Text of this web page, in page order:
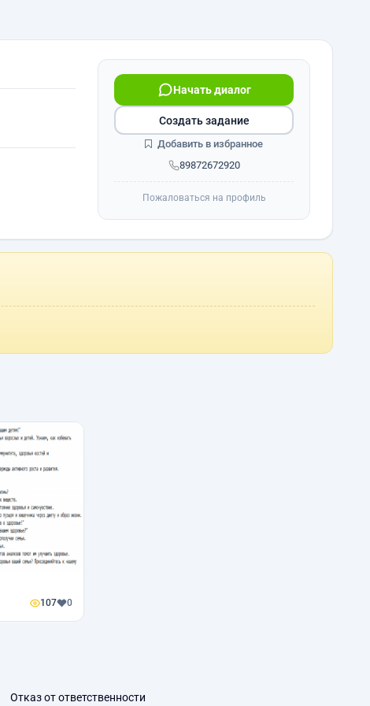
89872672920
Начать диалог
Создать задание
Добавить в избранное
Пожаловаться на профиль
107 0
Отказ от ответственности